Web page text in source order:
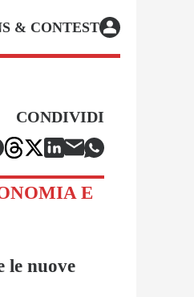
& CONTEST
CONDIVIDI
E
le nuove